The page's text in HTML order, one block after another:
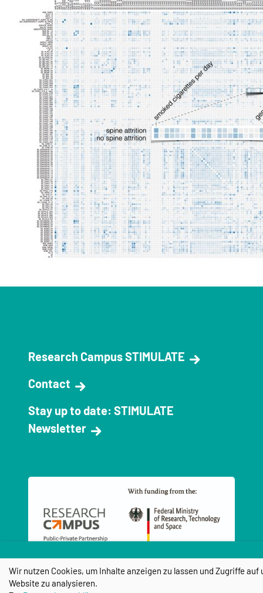
Research Campus STIMULATE
Contact
Stay up to date: STIMULATE
Newsletter
Wir nutzen Cookies, um Inhalte anzeigen zu lassen und Zugriffe auf
Website zu analysieren.